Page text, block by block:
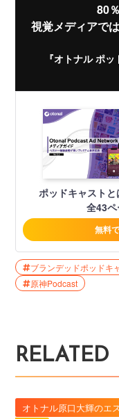
80
視覚メディアで
『オトナル ポ
ポッドキャストと
全43ペ
無料
ブランデッドポッドキ
原神Podcast
RELATED
オトナル原口大輝のエ